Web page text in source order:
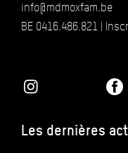
info@mdmoxfam.be
BE 0416.486.821 |
Les dernières